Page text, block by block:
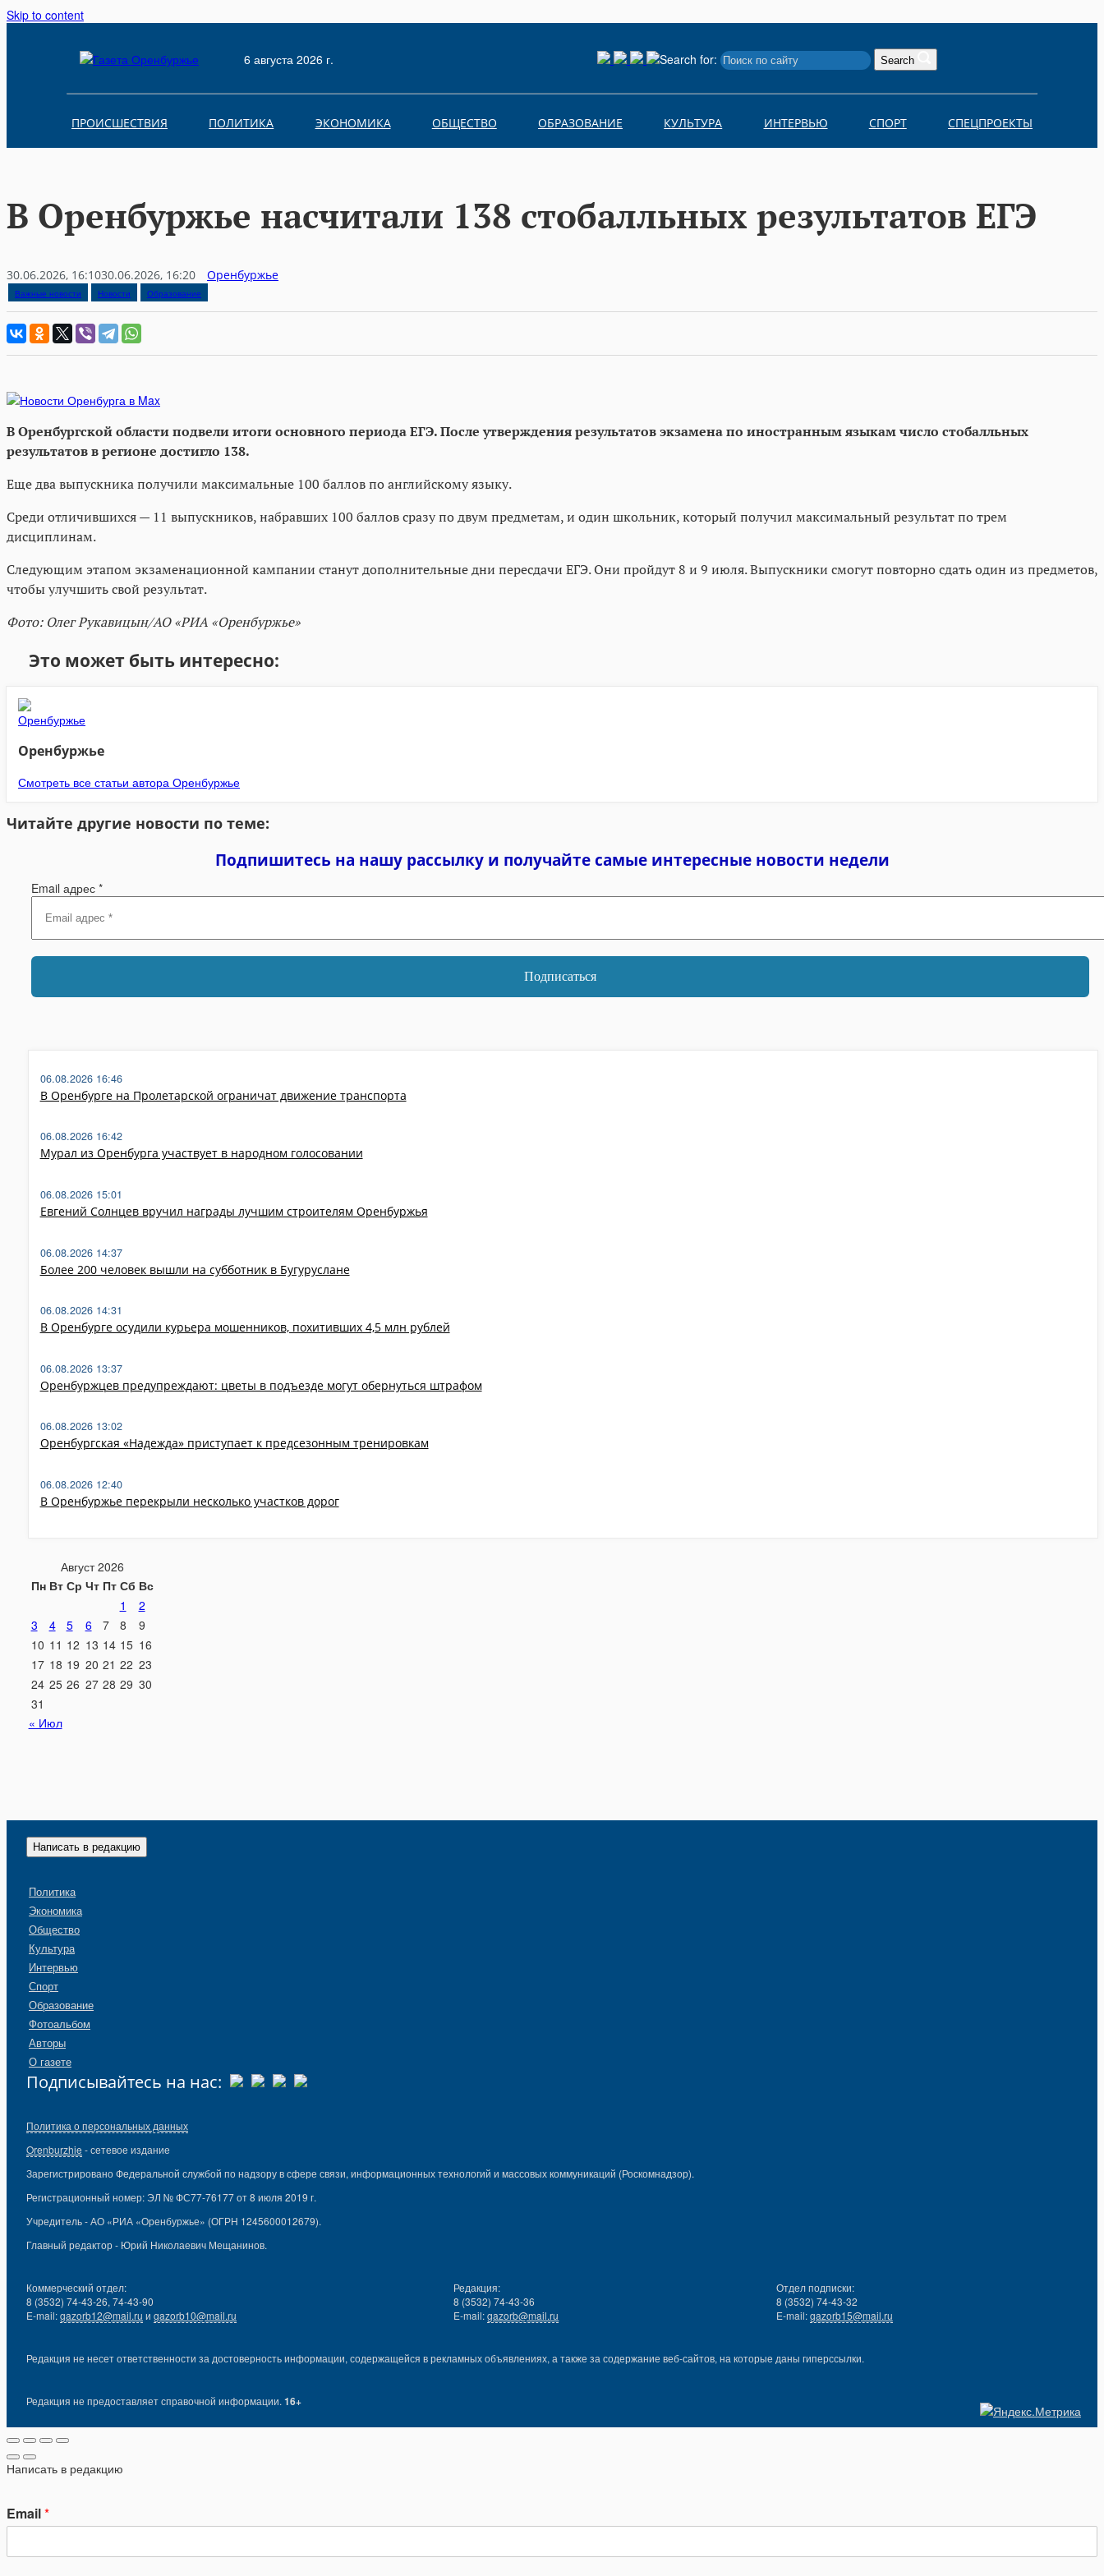
Skip to content
6 августа 2026 г. Search for: Search
ПРОИСШЕСТВИЯ ПОЛИТИКА ЭКОНОМИКА ОБЩЕСТВО ОБРАЗОВАНИЕ КУЛЬТУРА ИНТЕРВЬЮ СПОРТ СПЕЦПРОЕКТЫ
В Оренбуржье насчитали 138 стобалльных результатов ЕГЭ
30.06.2026, 16:1030.06.2026, 16:20 Оренбуржье
Важные новости Новости Образование
В Оренбургской области подвели итоги основного периода ЕГЭ. После утверждения результатов экзамена по иностранным языкам число стобалльных
результатов в регионе достигло 138.
Еще два выпускника получили максимальные 100 баллов по английскому языку.
Среди отличившихся — 11 выпускников, набравших 100 баллов сразу по двум предметам, и один школьник, который получил максимальный результат по трем
дисциплинам.
Следующим этапом экзаменационной кампании станут дополнительные дни пересдачи ЕГЭ. Они пройдут 8 и 9 июля. Выпускники смогут повторно сдать один из предметов,
чтобы улучшить свой результат.
Фото: Олег Рукавицын/АО «РИА «Оренбуржье»
Это может быть интересно:
Оренбуржье
Смотреть все статьи автора Оренбуржье
Читайте другие новости по теме:
Подпишитесь на нашу рассылку и получайте самые интересные новости недели
Email адрес *
В Оренбурге на Пролетарской ограничат движение транспорта
06.08.2026 16:46
Мурал из Оренбурга участвует в народном голосовании
06.08.2026 16:42
Евгений Солнцев вручил награды лучшим строителям Оренбуржья
06.08.2026 15:01
Более 200 человек вышли на субботник в Бугуруслане
06.08.2026 14:37
В Оренбурге осудили курьера мошенников, похитивших 4,5 млн рублей
06.08.2026 14:31
Оренбуржцев предупреждают: цветы в подъезде могут обернуться штрафом
06.08.2026 13:37
Оренбургская «Надежда» приступает к предсезонным тренировкам
06.08.2026 13:02
В Оренбуржье перекрыли несколько участков дорог
06.08.2026 12:40
Август 2026
Пн Вт Ср Чт Пт Сб Вс
1
2
3
4 5 6 7 8
9
10 11 12 13 14 15 16
17 18 19 20 21 22 23
24 25 26 27 28 29 30
31
« Июл
Написать в редакцию
Политика
Экономика
Общество
Культура
Интервью
Спорт
Образование
Фотоальбом
Авторы
О газете
Подписывайтесь на нас:
Политика о персональных данных
Orenburzhie - сетевое издание
Зарегистрировано Федеральной службой по надзору в сфере связи, информационных технологий и массовых коммуникаций (Роскомнадзор).
Регистрационный номер: ЭЛ № ФС77-76177 от 8 июля 2019 г.
Учредитель - АО «РИА «Оренбуржье» (ОГРН 1245600012679).
Главный редактор - Юрий Николаевич Мещанинов.
Коммерческий отдел:
8 (3532) 74-43-26, 74-43-90
E-mail:gazorb12@mail.ru и gazorb10@mail.ru
Редакция:
8 (3532) 74-43-36
E-mail:gazorb@mail.ru
Отдел подписки:
8 (3532) 74-43-32
E-mail:gazorb15@mail.ru
Редакция не несет ответственности за достоверность информации, содержащейся в рекламных объявлениях, а также за содержание веб-сайтов, на которые даны гиперссылки.
Редакция не предоставляет справочной информации. 16+
Написать в редакцию
Email*